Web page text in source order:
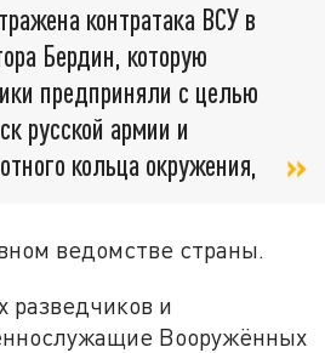
контратака ВСУ в
Бердин, которую
предприняли с целью
русской армии и
кольца окружения,
ведомстве страны.
разведчиков и
Вооружённых